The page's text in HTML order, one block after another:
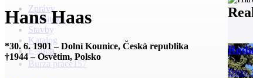
Zprávy
Architekti
Stavby
Katalog
E-shop
Burza práce 157
Hans Haas
*30. 6. 1901–Dolní Kounice, Česká republika
†1944–Osvětim, Polsko
Brno,